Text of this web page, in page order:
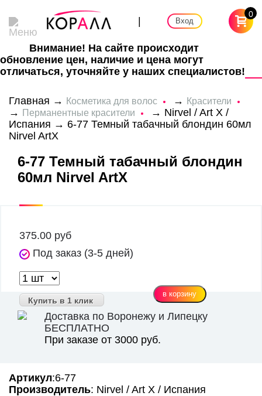
| Вход
0
Внимание! На сайте происходит
обновление цен, наличие и цена могут
отличаться, уточняйте у наших специалистов!
Главная → Косметика для волос → Красители
→ Перманентные красители → Nirvel / Art X /
Испания → 6-77 Темный табачный блондин 60мл
Nirvel ArtX
6-77 Темный табачный блондин
60мл Nirvel ArtX
375.00 руб
Под заказ (3-5 дней)
Купить в 1 клик
Доставка по Воронежу и Липецку
БЕСПЛАТНО
При заказе от 3000 руб.
Артикул:6-77
Производитель: Nirvel / Art X / Испания